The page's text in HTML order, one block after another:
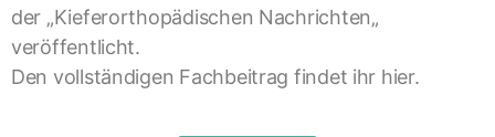
der „Kieferorthopädischen Nachrichten„
veröffentlicht.
Den vollständigen Fachbeitrag findet ihr hier.